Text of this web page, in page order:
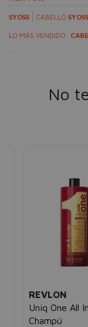
SYOSS CABELLO SYOSS
LO MÁS VENDIDO:
No
REVLON
Uniq One All
Champú